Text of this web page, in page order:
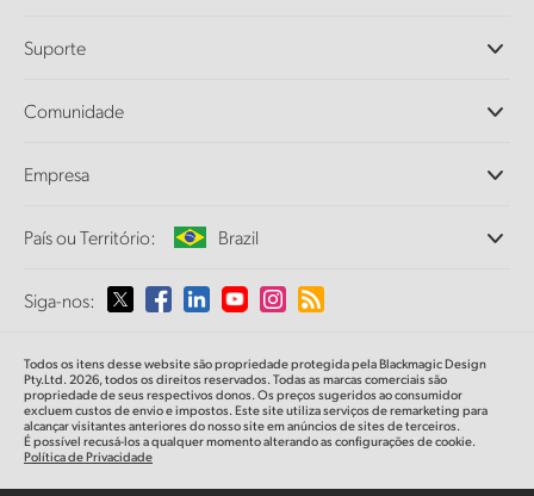
DaVinci Resolve e Fusion
Ultimatte
Captura e Reprodução
Conversão de Padrões
Monitoramento
Armazenamento em Rede
Roteamento e Distribuição
Streaming e Codificação
Suporte
Central de Suporte Técnico
Comunidade
Empresa
Sobre a Blackmagic Design
Imprensa
País ou Território: Brazil
Selecione seu país ou território
Australia
Austria
Siga-nos:
Todos os itens desse website são propriedade protegida pela Blackmagic Design
Pty.Ltd. 2026, todos os direitos reservados. Todas as marcas comerciais são
propriedade de seus respectivos donos. Os preços sugeridos ao consumidor
excluem custos de envio e impostos. Este site utiliza serviços de remarketing para
alcançar visitantes anteriores do nosso site em anúncios de sites de terceiros.
É possível recusá-los a qualquer momento alterando as configurações de cookie.
Política de Privacidade